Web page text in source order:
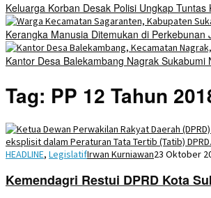
Keluarga Korban Desak Polisi Ungkap
Kerangka Manusia Ditemukan di
Kantor Desa Balekambang Nagrak
Tag: PP 12 Tahun
HEADLINE, LegislatifIrwan Kurniawan23 Oktober
Kemendagri Restui DPRD Kota